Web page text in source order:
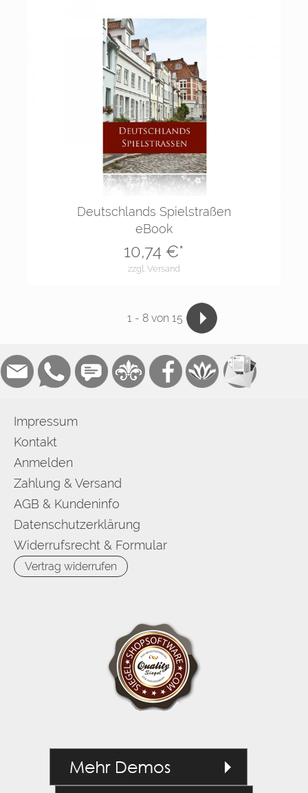
Deutschlands Spielstraßen
eBook
zzgl. Versand
10,74 €*
1 - 8 von 15
Impressum
Kontakt
Anmelden
Zahlung & Versand
AGB & Kundeninfo
Datenschutzerklärung
Widerrufsrecht & Formular
Vertrag widerrufen